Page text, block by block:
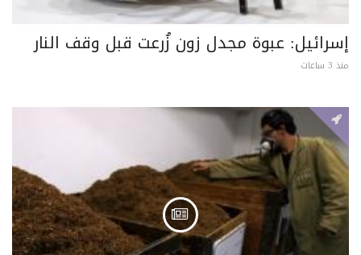
إسرائيل: عبوة مجدل زون زُرعت قبل وقف النار
منذ 3 ساعات